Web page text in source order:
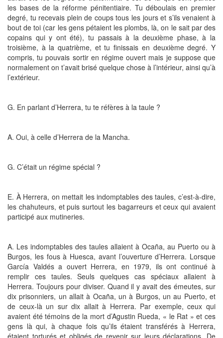
les bases de la réforme pénitentiaire. Tu déboulais en premier
degré, tu recevais plein de coups tous les jours et s’ils venaient à
bout de toi (car les gens pétaient les plombs, là, on le sait par des
copains qui y ont été), tu passais à la deuxième phase, à la
troisième, à la quatrième, et tu finissais en deuxième degré. Y
compris, tu pouvais sortir en régime ouvert mais je suppose que
normalement on t’avait brisé quelque chose à l’intérieur, ainsi qu’à
l’extérieur.
G. En parlant d’Herrera, tu te réfères à la taule ?
A. Oui, à celle d’Herrera de la Mancha.
G. C’était un régime spécial ?
E. À Herrera, on mettait les indomptables des taules, c’est-à-dire,
les chahuteurs, et puis surtout les bagarreurs et ceux qui avaient
participé aux mutineries.
A. Les indomptables des taules allaient à Ocaña, au Puerto ou à
Burgos, les fous à Huesca, avant l’ouverture d’Herrera. Lorsque
García Valdés a ouvert Herrera, en 1979, ils ont continué à
remplir ces taules. Seuls quelques cas spéciaux allaient à
Herrera. Toujours pour diviser. Quand il y avait des émeutes, sur
dix prisonniers, un allait à Ocaña, un à Burgos, un au Puerto, et
de ceux-là un sur dix allait à Herrera. Par exemple, ceux qui
avaient été témoins de la mort d’Agustin Rueda, « le Rat » et ces
gens là qui, à chaque fois qu’ils étaient transférés à Herrera,
étaient torturés et obligés de revenir sur leurs déclarations. De